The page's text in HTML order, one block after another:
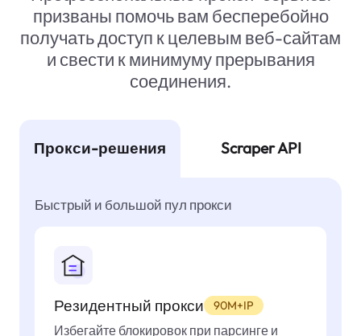
призваны помочь вам бесперебойно
получать доступ к целевым веб-сайтам
и свести к минимуму прерывания
соединения.
Прокси-решения Scraper API
Быстрый и большой пул прокси
Резидентный прокси 90M+IP
Избегайте блокировок при парсинге и